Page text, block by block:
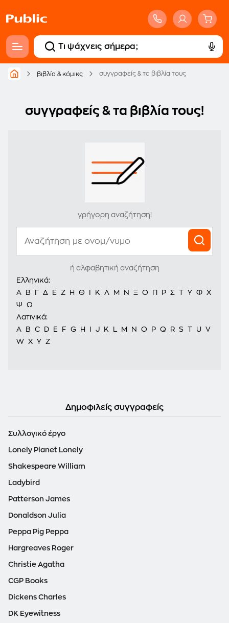
βιβλία & κόμικς συγγραφείς & τα βιβλία τους
συγγραφείς & τα βιβλία τους!
γρήγορη αναζήτηση!
ή αλφαβητική αναζήτηση
Ελληνικά:
Α
Β Γ Δ Ε Ζ Η Θ Κ Λ Μ Ν Ξ Ο Π Ρ Σ Τ Υ Φ Χ
Ψ
Ω
Λατινικά:
A
B C D E F G H J K L M N O P Q R S T U
V
W X Y Z
Δημοφιλείς συγγραφείς
Συλλογικό έργο
Lonely Planet Lonely
Shakespeare William
Ladybird
Patterson James
Donaldson Julia
Peppa Pig Peppa
Hargreaves Roger
Christie Agatha
CGP Books
Dickens Charles
DK Eyewitness